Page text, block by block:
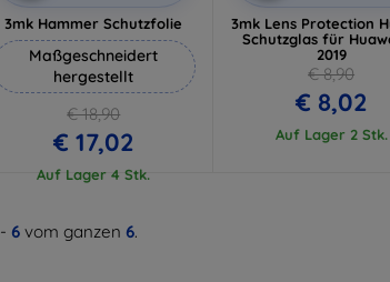
3mk Hammer Schutzfolie
Maßgeschneidert
hergestellt
€ 18,90
€ 17,02
Auf Lager 4 Stk.
3mk Lens Protection
Schutzglas für
2019
€ 8,90
€ 8,02
Auf Lager 2 Stk.
- 6 vom ganzen 6.